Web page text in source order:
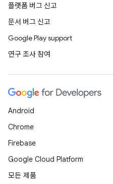
플랫폼 버그 신고
문서 버그 신고
Google Play support
연구 조사 참여
Android
Chrome
Firebase
Google Cloud Platform
모든 제품